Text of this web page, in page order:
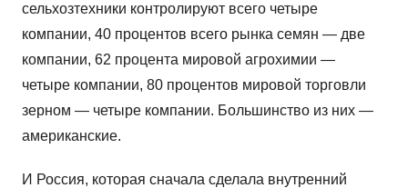
сельхозтехники контролируют всего четыре
компании, 40 процентов всего рынка семян — две
компании, 62 процента мировой агрохимии —
четыре компании, 80 процентов мировой торговли
зерном — четыре компании. Большинство из них —
американские.
И Россия, которая сначала сделала внутренний